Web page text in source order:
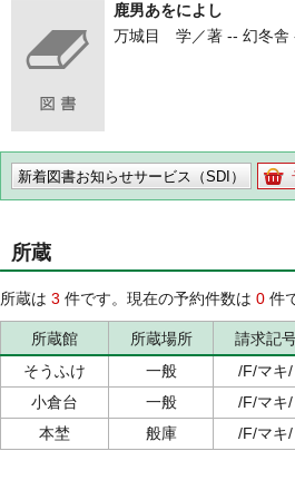
鹿男あをによし
万城目 学／著 -- 幻冬舎
新着図書お知らせサービス（SDI）
所蔵
所蔵は 3 件です。現在の予約件数は 0 件
所蔵館 所蔵場所 請求記
そうふけ
一般 /F/マキ/
小倉台
一般 /F/マキ/
本埜
般庫 /F/マキ/